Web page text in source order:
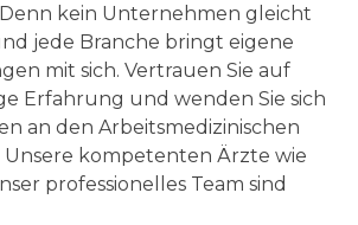
kein Unternehmen gleicht
jede Branche bringt eigene
mit sich. Vertrauen Sie auf
Erfahrung und wenden Sie sich
an den Arbeitsmedizinischen
Unsere kompetenten Ärzte wie
professionelles Team sind